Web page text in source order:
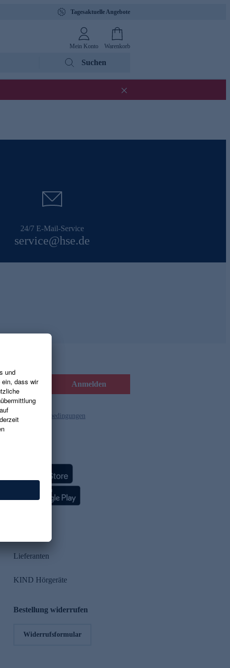
Tagesaktuelle Angebote
Mein Konto Warenkorb
Suchen
24/7 E-Mail-Service
service@hse.de
Anmelden
und die Gutscheinbedingungen
Lieferanten
KIND Hörgeräte
Bestellung widerrufen
Widerrufsformular